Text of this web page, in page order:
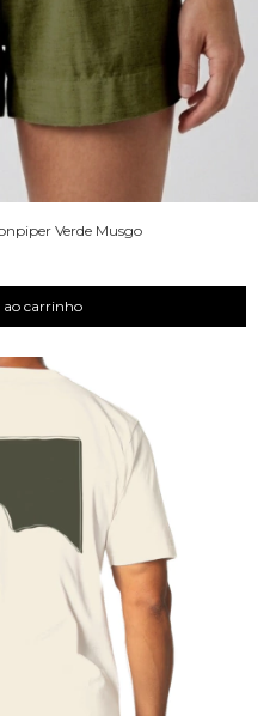
Verde Musgo